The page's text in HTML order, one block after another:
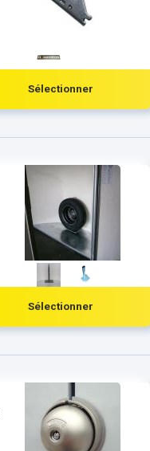
Sélectionner
Sélectionner